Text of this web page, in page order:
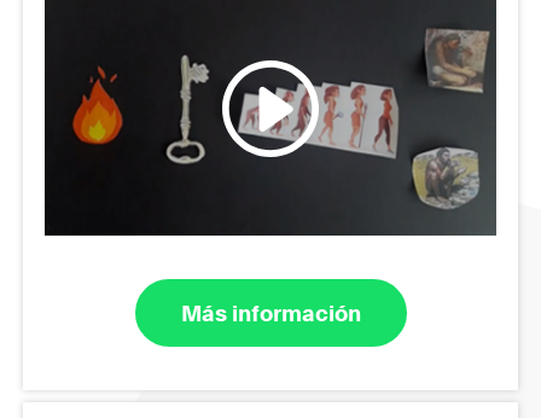
Más información